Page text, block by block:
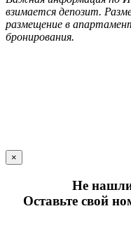
взимается депозит.
размещение в
бронирования.
×
Не
Оставьте свой